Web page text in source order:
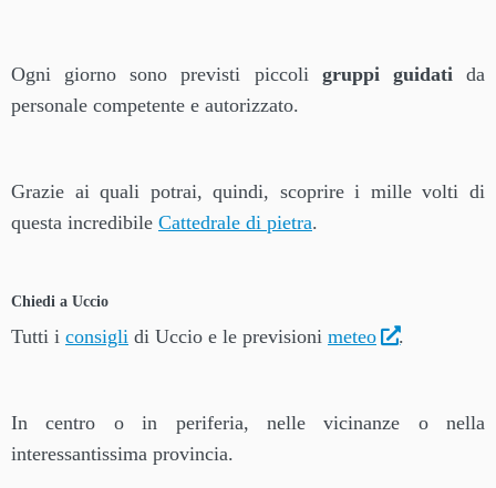
Ogni giorno sono previsti piccoli gruppi guidatida
personale competente e autorizzato.
Grazie ai quali potrai, quindi, scoprire i mille volti di
questa incredibile Cattedrale di pietra.
Chiedi a Uccio
Tutti i consigli di Uccio e le previsioni meteo .
In centro o in periferia, nelle vicinanze o nella
interessantissima provincia.